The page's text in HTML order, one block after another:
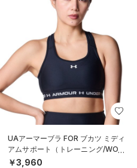
UAアーマーブラ FOR ブカツ ミディ
アムサポート（トレーニング/WOM
EN）
￥3,960